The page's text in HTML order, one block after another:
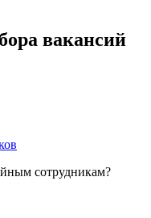
вакансий
сотрудникам?